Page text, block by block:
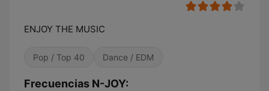
ENJOY THE MUSIC
Pop / Top 40 Dance / EDM
Frecuencias N-JOY: